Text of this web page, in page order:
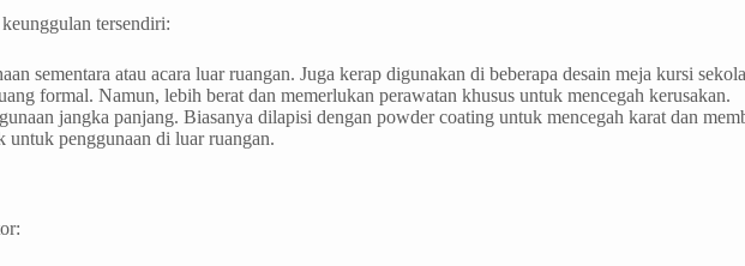
tersendiri:
sementara atau acara luar ruangan. Juga kerap digunakan di beberapa desain meja kursi
formal. Namun, lebih berat dan memerlukan perawatan khusus untuk mencegah kerusakan.
jangka panjang. Biasanya dilapisi dengan powder coating untuk mencegah karat dan
untuk penggunaan di luar ruangan.